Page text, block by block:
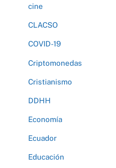
cine
CLACSO
COVID-19
Criptomonedas
Cristianismo
DDHH
Economía
Ecuador
Educación